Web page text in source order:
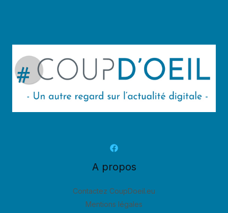
A propos
Contactez CoupDoeil.eu
Mentions légales